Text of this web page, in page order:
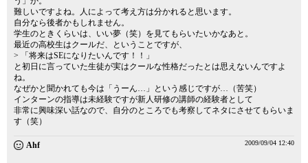
難しいですよね。人によって考え方は分かれると思います。
自分なら後者かもしれません。
学生のときくらいは、いい夢（笑）を見てもらいたいかなあと。
最近の高校生はクールだ、ということですが、
> 「将来はSEになりたいんです！！」
と初日に言っていた生徒が実はクールな性格だったとは思えないんですよ
ね。
なぜかと聞かれても今は「うーん…」という感じですが…（苦笑）
インターンの指導は未経験ですが新人研修の講師の経験者として
非常に興味深い話なので、自分のところでも考察してネタにさせてもらいま
す（笑）
Ahf 2009/09/04 12:40